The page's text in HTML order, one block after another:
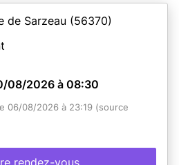
de Sarzeau (56370)
08/2026 à 08:30
06/08/2026 à 23:19 (source
rendez-vous